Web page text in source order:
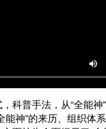
科普手法，从“全能神
能神”的来历、组织体